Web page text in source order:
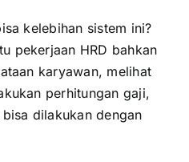
kelebihan sistem ini?
pekerjaan HRD bahkan
karyawan, melihat
perhitungan gaji,
dilakukan dengan